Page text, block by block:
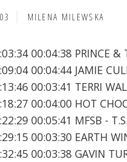
MILENA MILEWSKA
00:04:38 PRINCE &
00:04:44 JAMIE
00:03:41 TERRI
00:04:00 HOT
00:05:41 MFSB -
00:03:30 EARTH
00:03:38 GAVIN